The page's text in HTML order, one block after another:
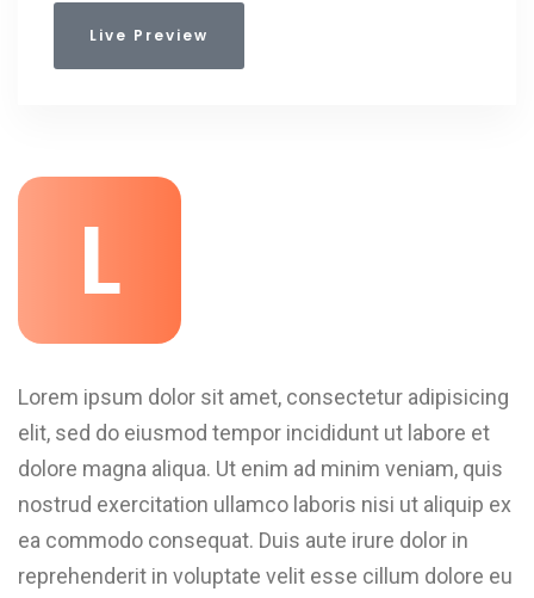
Live Preview
L
Lorem ipsum dolor sit amet, consectetur adipisicing
elit, sed do eiusmod tempor incididunt ut labore et
dolore magna aliqua. Ut enim ad minim veniam, quis
nostrud exercitation ullamco laboris nisi ut aliquip ex
ea commodo consequat. Duis aute irure dolor in
reprehenderit in voluptate velit esse cillum dolore eu